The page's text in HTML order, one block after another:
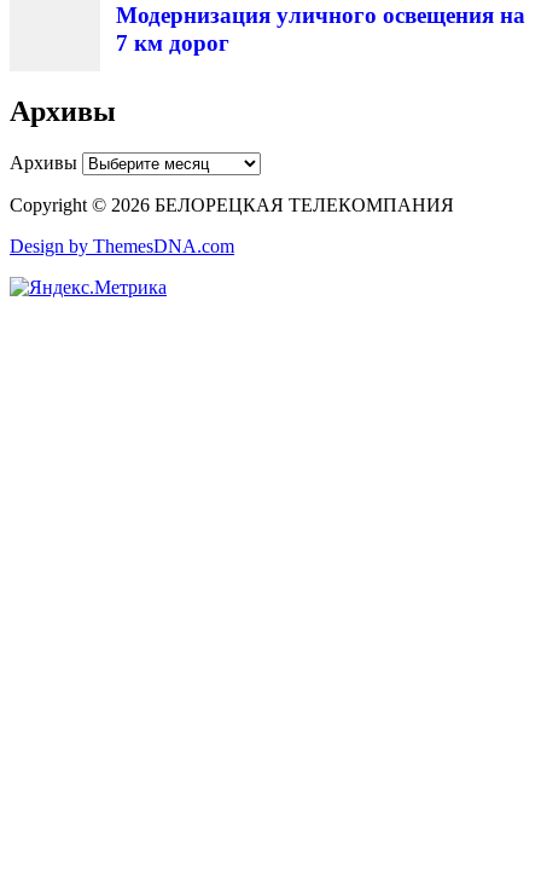
Модернизация уличного освещения на
7 км дорог
Архивы
Архивы
Copyright © 2026 БЕЛОРЕЦКАЯ ТЕЛЕКОМПАНИЯ
Design by ThemesDNA.com